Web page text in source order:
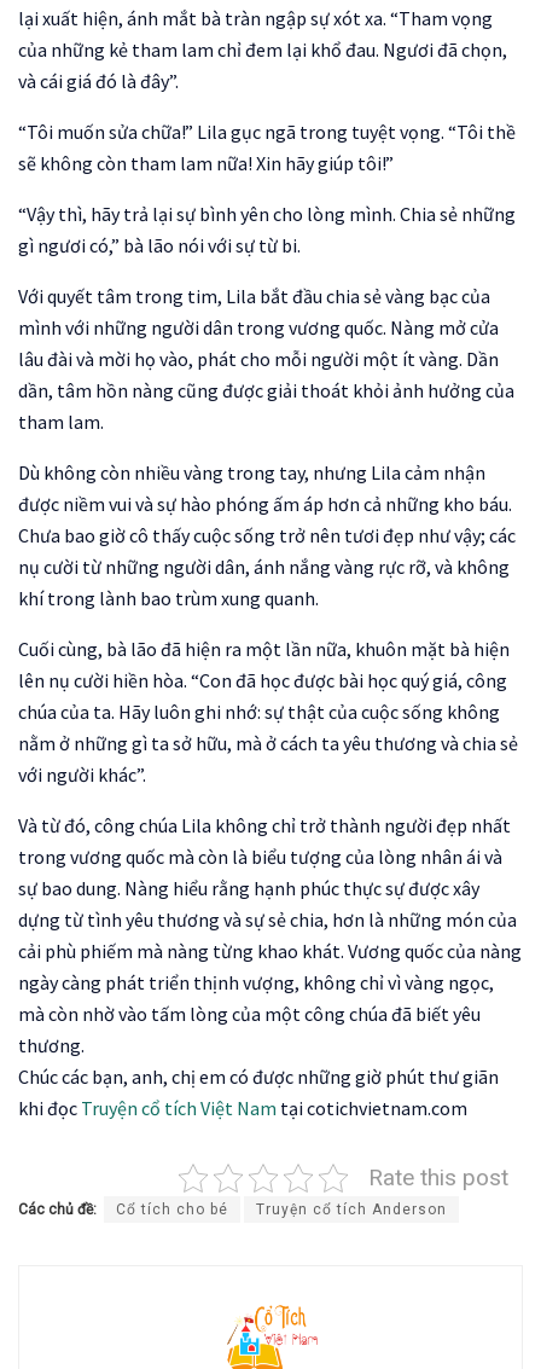
lại xuất hiện, ánh mắt bà tràn ngập sự xót xa. “Tham vọng
của những kẻ tham lam chỉ đem lại khổ đau. Ngươi đã chọn,
và cái giá đó là đây”.
“Tôi muốn sửa chữa!” Lila gục ngã trong tuyệt vọng. “Tôi thề
sẽ không còn tham lam nữa! Xin hãy giúp tôi!”
“Vậy thì, hãy trả lại sự bình yên cho lòng mình. Chia sẻ những
gì ngươi có,” bà lão nói với sự từ bi.
Với quyết tâm trong tim, Lila bắt đầu chia sẻ vàng bạc của
mình với những người dân trong vương quốc. Nàng mở cửa
lâu đài và mời họ vào, phát cho mỗi người một ít vàng. Dần
dần, tâm hồn nàng cũng được giải thoát khỏi ảnh hưởng của
tham lam.
Dù không còn nhiều vàng trong tay, nhưng Lila cảm nhận
được niềm vui và sự hào phóng ấm áp hơn cả những kho báu.
Chưa bao giờ cô thấy cuộc sống trở nên tươi đẹp như vậy; các
nụ cười từ những người dân, ánh nắng vàng rực rỡ, và không
khí trong lành bao trùm xung quanh.
Cuối cùng, bà lão đã hiện ra một lần nữa, khuôn mặt bà hiện
lên nụ cười hiền hòa. “Con đã học được bài học quý giá, công
chúa của ta. Hãy luôn ghi nhớ: sự thật của cuộc sống không
nằm ở những gì ta sở hữu, mà ở cách ta yêu thương và chia sẻ
với người khác”.
Và từ đó, công chúa Lila không chỉ trở thành người đẹp nhất
trong vương quốc mà còn là biểu tượng của lòng nhân ái và
sự bao dung. Nàng hiểu rằng hạnh phúc thực sự được xây
dựng từ tình yêu thương và sự sẻ chia, hơn là những món của
cải phù phiếm mà nàng từng khao khát. Vương quốc của nàng
ngày càng phát triển thịnh vượng, không chỉ vì vàng ngọc,
mà còn nhờ vào tấm lòng của một công chúa đã biết yêu
thương.
Chúc các bạn, anh, chị em có được những giờ phút thư giãn
khi đọc Truyện cổ tích Việt Nam tại cotichvietnam.com
Rate this post
Các chủ đề: Cổ tích cho bé Truyện cổ tích Anderson